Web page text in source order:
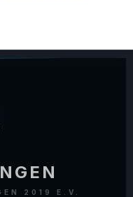
2019 E.V.